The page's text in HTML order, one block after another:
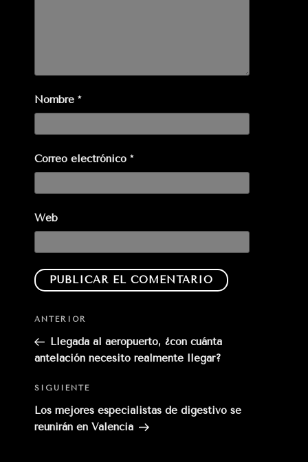
Nombre *
Correo electrónico *
Web
Entrada
anterior:
ANTERIOR
Llegada al aeropuerto, ¿con cuánta
antelación necesito realmente llegar?
Siguiente
entrada
SIGUIENTE
Los mejores especialistas de digestivo se
reunirán en Valencia